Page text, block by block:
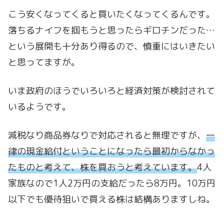
こう安くなってくると買いたくなってくるんです。
落ちるナイフを掴もうと思ったらギロチンだった…
という展開も十分あり得るので、慎重にはいきたい
と思ってますが。
いま政府のほうでいろいろと経済対策が検討されて
いるようです。
減税なり商品券なりで対応されると無理ですが、 一
律の現金給付ということになったら最初からなかっ
たものと考えて、株を買おうと考えています。4人
家族なので1人2万円の支給だったら8万円。10万円
以下でも優待狙いで買える株は結構ありますしね。